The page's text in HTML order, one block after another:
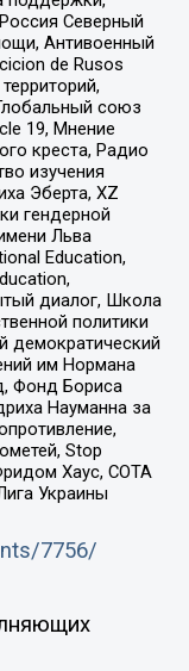
Северный
Антивоенный
de Rusos
союз
19, Мнение
креста, Радио
изучения
Эберта, XZ
гендерной
Льва
Education,
диалог, Школа
политики
демократический
им Нормана
Фонд Бориса
Науманна за
Stop
Хаус, СОТА
Украины
7756/